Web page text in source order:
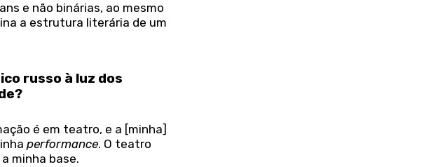
e não binárias, ao mesmo
a estrutura literária de um
russo à luz dos
é em teatro, e a [minha]
performance. O teatro
minha base.